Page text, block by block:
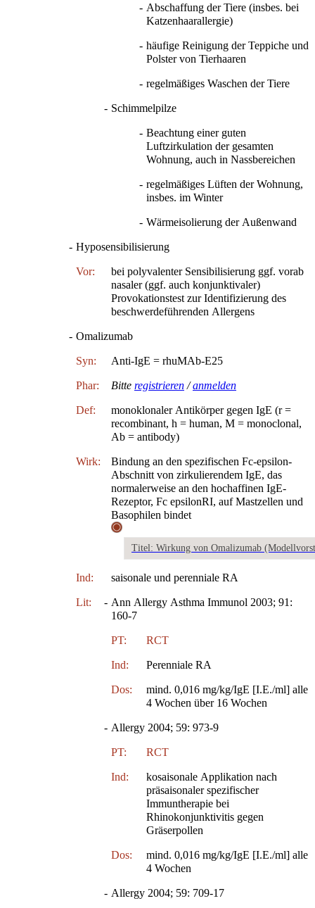
- Abschaffung der Tiere (insbes. bei
Katzenhaarallergie)
- häufige Reinigung der Teppiche und
Polster von Tierhaaren
- regelmäßiges Waschen der Tiere
- Schimmelpilze
- Beachtung einer guten
Luftzirkulation der gesamten
Wohnung, auch in Nassbereichen
- regelmäßiges Lüften der Wohnung,
insbes. im Winter
- Wärmeisolierung der Außenwand
- Hyposensibilisierung
Vor:
bei polyvalenter Sensibilisierung ggf. vorab
nasaler (ggf. auch konjunktivaler)
Provokationstest zur Identifizierung des
beschwerdeführenden Allergens
- Omalizumab
Syn: Anti-IgE = rhuMAb-E25
Phar: Bitte registrieren /anmelden
Def:
monoklonaler Antikörper gegen IgE (r =
recombinant, h = human, M = monoclonal,
Ab = antibody)
Wirk:
Bindung an den spezifischen Fc-epsilon-
Abschnitt von zirkulierendem IgE, das
normalerweise an den hochaffinen IgE-
Rezeptor, Fc epsilonRI, auf Mastzellen und
Basophilen bindet
Titel: Wirkung von Omalizumab
Ind: saisonale und perenniale RA
Lit: - Ann Allergy Asthma Immunol 2003; 91:
160-7
PT: RCT
Ind: Perenniale RA
Dos:
mind. 0,016 mg/kg/IgE [I.E./ml] alle
4 Wochen über 16 Wochen
- Allergy 2004; 59: 973-9
PT: RCT
Ind:
kosaisonale Applikation nach
präsaisonaler spezifischer
Immuntherapie bei
Rhinokonjunktivitis gegen
Gräserpollen
Dos:
mind. 0,016 mg/kg/IgE [I.E./ml] alle
4 Wochen
- Allergy 2004; 59: 709-17